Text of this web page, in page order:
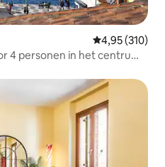
Gemiddelde
4,95 (310)
4 personen in het centrum